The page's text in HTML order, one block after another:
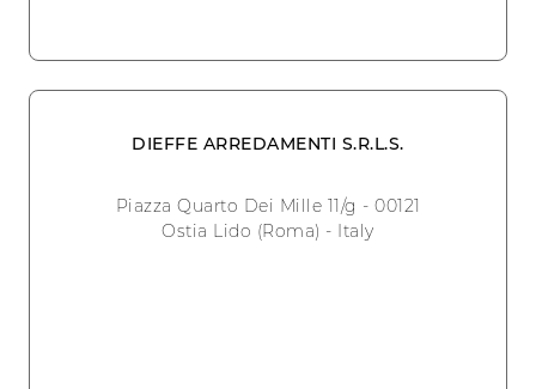
DIEFFE ARREDAMENTI S.R.L.S.
Piazza Quarto Dei Mille 11/g - 00121
Ostia Lido (Roma) - Italy